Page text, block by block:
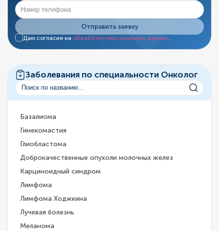
Отправить заявку
Даю согласие на обработку персональных данных
Заболевания по специальности Онколог
Базалиома
Гинекомастия
Глиобластома
Доброкачественные опухоли молочных желез
Карциноидный синдром
Лимфома
Лимфома Ходжкина
Лучевая болезнь
Меланома